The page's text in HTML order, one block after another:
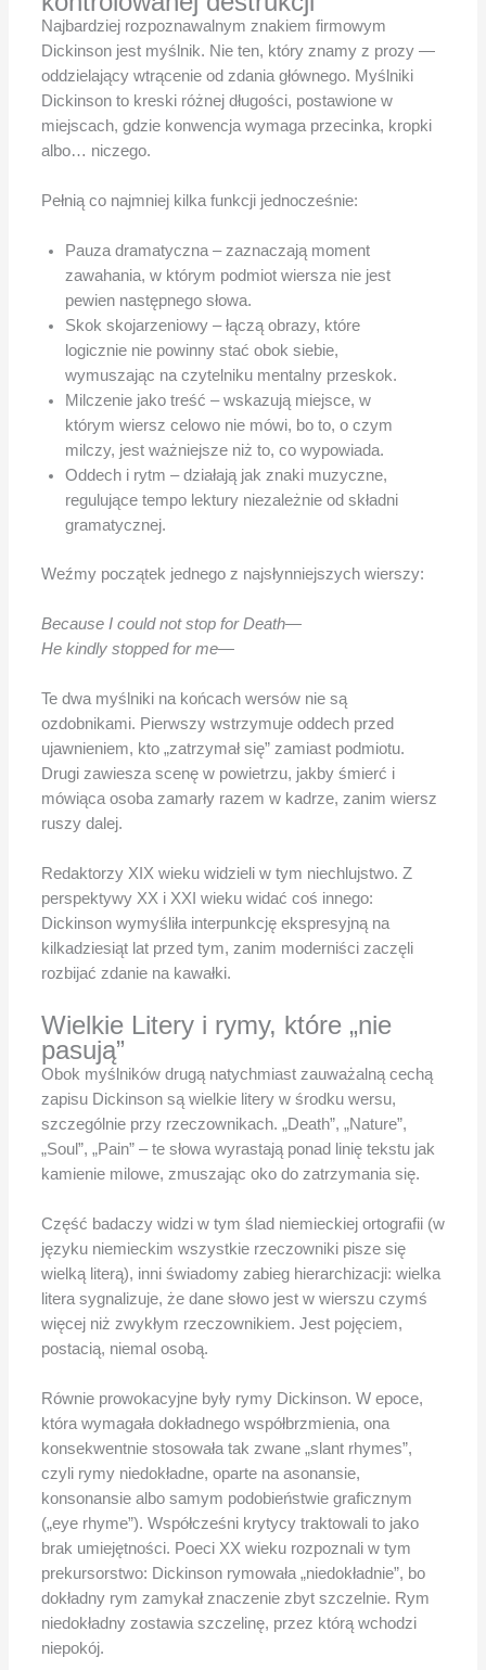
Najbardziej rozpoznawalnym znakiem firmowym
Dickinson jest myślnik. Nie ten, który znamy z prozy —
oddzielający wtrącenie od zdania głównego. Myślniki
Dickinson to kreski różnej długości, postawione w
miejscach, gdzie konwencja wymaga przecinka, kropki
albo… niczego.
Pełnią co najmniej kilka funkcji jednocześnie:
Pauza dramatyczna – zaznaczają moment
zawahania, w którym podmiot wiersza nie jest
pewien następnego słowa.
Skok skojarzeniowy – łączą obrazy, które
logicznie nie powinny stać obok siebie,
wymuszając na czytelniku mentalny przeskok.
Milczenie jako treść – wskazują miejsce, w
którym wiersz celowo nie mówi, bo to, o czym
milczy, jest ważniejsze niż to, co wypowiada.
Oddech i rytm – działają jak znaki muzyczne,
regulujące tempo lektury niezależnie od składni
gramatycznej.
Weźmy początek jednego z najsłynniejszych wierszy:
Because I could not stop for Death—
He kindly stopped for me—
Te dwa myślniki na końcach wersów nie są
ozdobnikami. Pierwszy wstrzymuje oddech przed
ujawnieniem, kto „zatrzymał się” zamiast podmiotu.
Drugi zawiesza scenę w powietrzu, jakby śmierć i
mówiąca osoba zamarły razem w kadrze, zanim wiersz
ruszy dalej.
Redaktorzy XIX wieku widzieli w tym niechlujstwo. Z
perspektywy XX i XXI wieku widać coś innego:
Dickinson wymyśliła interpunkcję ekspresyjną na
kilkadziesiąt lat przed tym, zanim moderniści zaczęli
rozbijać zdanie na kawałki.
Wielkie Litery i rymy, które „nie
pasują”
Obok myślników drugą natychmiast zauważalną cechą
zapisu Dickinson są wielkie litery w środku wersu,
szczególnie przy rzeczownikach. „Death”, „Nature”,
„Soul”, „Pain” – te słowa wyrastają ponad linię tekstu jak
kamienie milowe, zmuszając oko do zatrzymania się.
Część badaczy widzi w tym ślad niemieckiej ortografii (w
języku niemieckim wszystkie rzeczowniki pisze się
wielką literą), inni świadomy zabieg hierarchizacji: wielka
litera sygnalizuje, że dane słowo jest w wierszu czymś
więcej niż zwykłym rzeczownikiem. Jest pojęciem,
postacią, niemal osobą.
Równie prowokacyjne były rymy Dickinson. W epoce,
która wymagała dokładnego współbrzmienia, ona
konsekwentnie stosowała tak zwane „slant rhymes”,
czyli rymy niedokładne, oparte na asonansie,
konsonansie albo samym podobieństwie graficznym
(„eye rhyme”). Współcześni krytycy traktowali to jako
brak umiejętności. Poeci XX wieku rozpoznali w tym
prekursorstwo: Dickinson rymowała „niedokładnie”, bo
dokładny rym zamykał znaczenie zbyt szczelnie. Rym
niedokładny zostawia szczelinę, przez którą wchodzi
niepokój.